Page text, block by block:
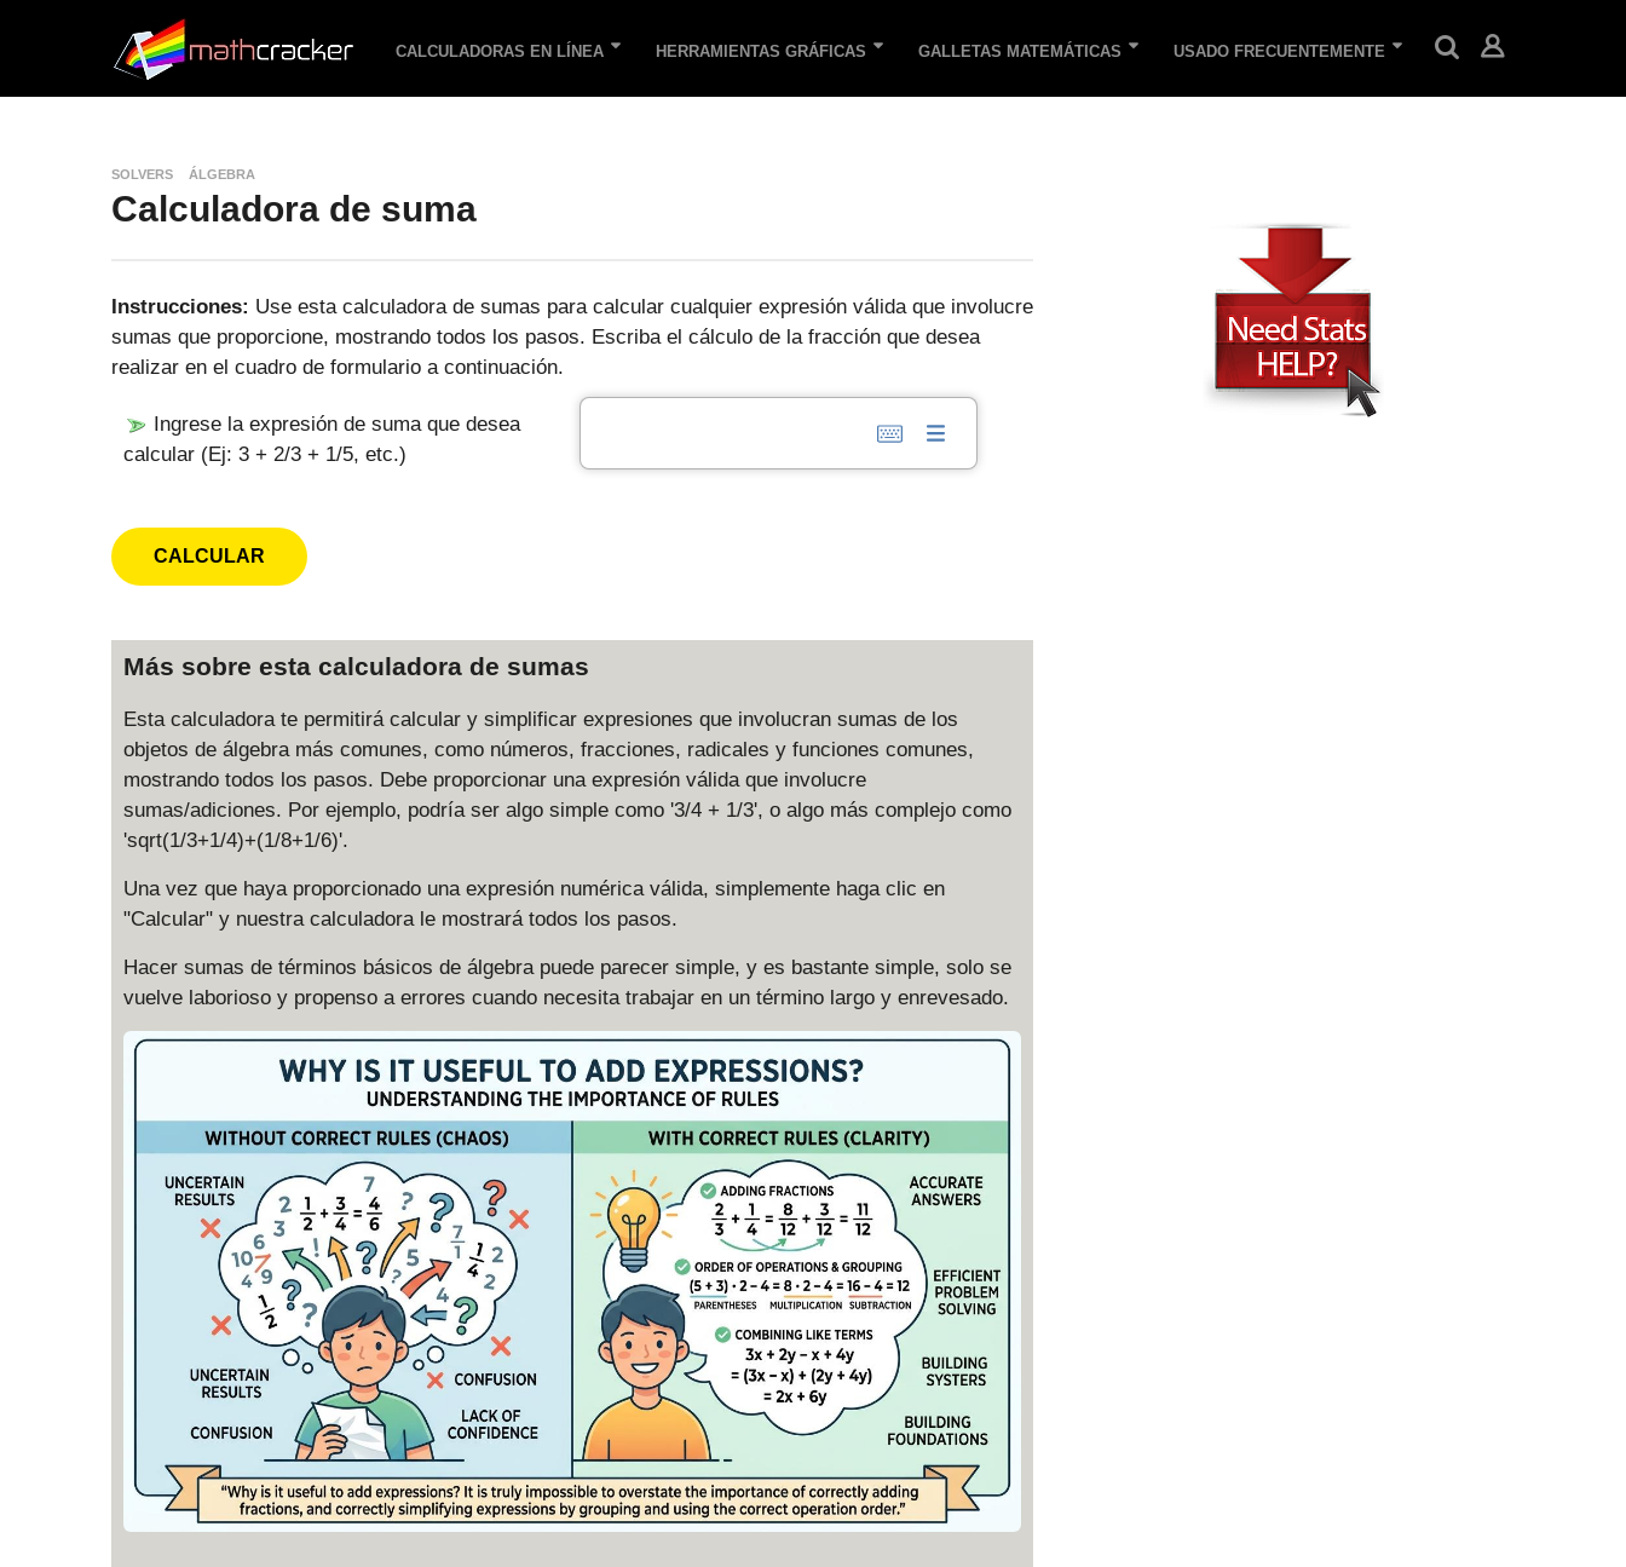
CALCULADORAS EN LÍNEA HERRAMIENTAS GRÁFICAS GALLETAS MATEMÁTICAS USADO FRECUENTEMENTE
SOLVERS ÁLGEBRA
Calculadora de suma
Instrucciones: Use esta calculadora de sumas para calcular cualquier expresión válida que involucre
sumas que proporcione, mostrando todos los pasos. Escriba el cálculo de la fracción que desea
realizar en el cuadro de formulario a continuación.
Ingrese la expresión de suma que desea
calcular (Ej: 3 + 2/3 + 1/5, etc.)
Más sobre esta calculadora de sumas
Esta calculadora te permitirá calcular y simplificar expresiones que involucran sumas de los
objetos de álgebra más comunes, como números, fracciones, radicales y funciones comunes,
mostrando todos los pasos. Debe proporcionar una expresión válida que involucre
sumas/adiciones. Por ejemplo, podría ser algo simple como '3/4 + 1/3', o algo más complejo como
'sqrt(1/3+1/4)+(1/8+1/6)'.
Una vez que haya proporcionado una expresión numérica válida, simplemente haga clic en
"Calcular" y nuestra calculadora le mostrará todos los pasos.
Hacer sumas de términos básicos de álgebra puede parecer simple, y es bastante simple, solo se
vuelve laborioso y propenso a errores cuando necesita trabajar en un término largo y enrevesado.